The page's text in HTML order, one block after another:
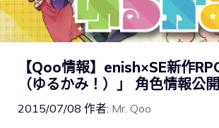
【Qoo情報】enish×SE新作
（ゆるかみ！）」 角色情報公開
2015/07/08 作者: Mr. Qoo